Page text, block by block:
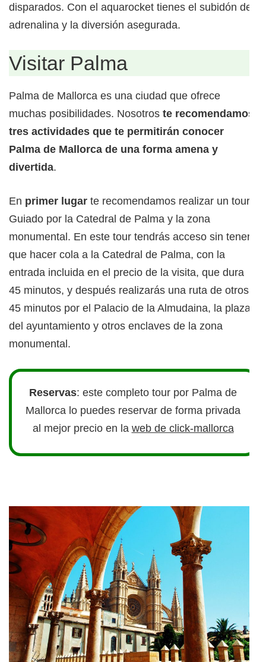
disparados. Con el aquarocket tienes el subidón de
adrenalina y la diversión asegurada.
Visitar Palma
Palma de Mallorca es una ciudad que ofrece
muchas posibilidades. Nosotros te recomendamos
tres actividades que te permitirán conocer
Palma de Mallorca de una forma amena y
divertida.
En primer lugar te recomendamos realizar un tour
Guiado por la Catedral de Palma y la zona
monumental. En este tour tendrás acceso sin tener
que hacer cola a la Catedral de Palma, con la
entrada incluida en el precio de la visita, que dura
45 minutos, y después realizarás una ruta de otros
45 minutos por el Palacio de la Almudaina, la plaza
del ayuntamiento y otros enclaves de la zona
monumental.
Reservas: este completo tour por Palma de
Mallorca lo puedes reservar de forma privada
al mejor precio en la web de click-mallorca